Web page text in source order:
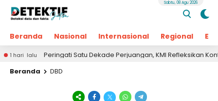
Beranda Nasional Internasional Regional
Sabtu, 08 Agu 2026
lalu
Peringati Satu Dekade Perjuangan, KMI Refleksikan
Beranda
DBD